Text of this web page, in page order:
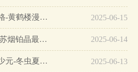
黄鹤楼漫天游软包价格-黄鹤楼漫天游软包多少钱一盒… 2025-06-15
苏烟铂晶多少钱一包 苏烟铂晶最新价格… 2025-06-14
冬虫夏草香烟一盒多少元-冬虫夏草香烟一盒多少元2025最新价格… 2025-06-13